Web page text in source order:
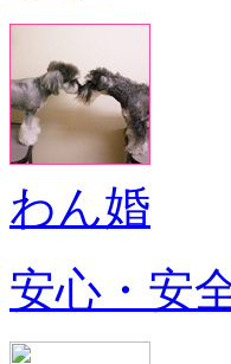
わん婚
安心・安